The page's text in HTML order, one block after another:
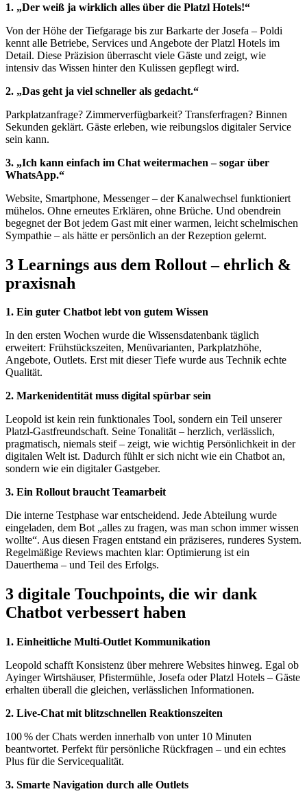
1. „Der weiß ja wirklich alles über die Platzl Hotels!“
Von der Höhe der Tiefgarage bis zur Barkarte der Josefa – Poldi
kennt alle Betriebe, Services und Angebote der Platzl Hotels im
Detail. Diese Präzision überrascht viele Gäste und zeigt, wie
intensiv das Wissen hinter den Kulissen gepflegt wird.
2. „Das geht ja viel schneller als gedacht.“
Parkplatzanfrage? Zimmerverfügbarkeit? Transferfragen? Binnen
Sekunden geklärt. Gäste erleben, wie reibungslos digitaler Service
sein kann.
3. „Ich kann einfach im Chat weitermachen – sogar über
WhatsApp.“
Website, Smartphone, Messenger – der Kanalwechsel funktioniert
mühelos. Ohne erneutes Erklären, ohne Brüche. Und obendrein
begegnet der Bot jedem Gast mit einer warmen, leicht schelmischen
Sympathie – als hätte er persönlich an der Rezeption gelernt.
3 Learnings aus dem Rollout – ehrlich &
praxisnah
1. Ein guter Chatbot lebt von gutem Wissen
In den ersten Wochen wurde die Wissensdatenbank täglich
erweitert: Frühstückszeiten, Menüvarianten, Parkplatzhöhe,
Angebote, Outlets. Erst mit dieser Tiefe wurde aus Technik echte
Qualität.
2. Markenidentität muss digital spürbar sein
Leopold ist kein rein funktionales Tool, sondern ein Teil unserer
Platzl-Gastfreundschaft. Seine Tonalität – herzlich, verlässlich,
pragmatisch, niemals steif – zeigt, wie wichtig Persönlichkeit in der
digitalen Welt ist. Dadurch fühlt er sich nicht wie ein Chatbot an,
sondern wie ein digitaler Gastgeber.
3. Ein Rollout braucht Teamarbeit
Die interne Testphase war entscheidend. Jede Abteilung wurde
eingeladen, dem Bot „alles zu fragen, was man schon immer wissen
wollte“. Aus diesen Fragen entstand ein präziseres, runderes System.
Regelmäßige Reviews machten klar: Optimierung ist ein
Dauerthema – und Teil des Erfolgs.
3 digitale Touchpoints, die wir dank
Chatbot verbessert haben
1. Einheitliche Multi-Outlet Kommunikation
Leopold schafft Konsistenz über mehrere Websites hinweg. Egal ob
Ayinger Wirtshäuser, Pfistermühle, Josefa oder Platzl Hotels – Gäste
erhalten überall die gleichen, verlässlichen Informationen.
2. Live-Chat mit blitzschnellen Reaktionszeiten
100 % der Chats werden innerhalb von unter 10 Minuten
beantwortet. Perfekt für persönliche Rückfragen – und ein echtes
Plus für die Servicequalität.
3. Smarte Navigation durch alle Outlets